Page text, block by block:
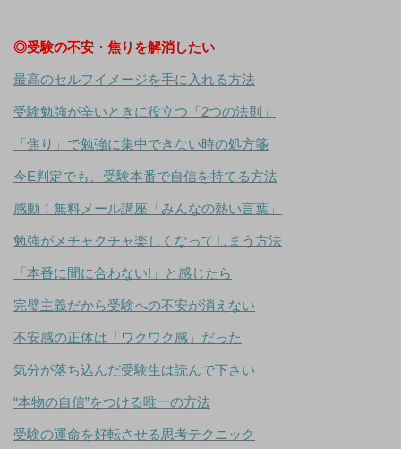
◎受験の不安・焦りを解消したい
最高のセルフイメージを手に入れる方法
受験勉強が辛いときに役立つ「2つの法則」
「焦り」で勉強に集中できない時の処方箋
今E判定でも、受験本番で自信を持てる方法
感動！無料メール講座「みんなの熱い言葉」
勉強がメチャクチャ楽しくなってしまう方法
「本番に間に合わない!」と感じたら
完璧主義だから受験への不安が消えない
不安感の正体は「ワクワク感」だった
気分が落ち込んだ受験生は読んで下さい
“本物の自信”をつける唯一の方法
受験の運命を好転させる思考テクニック